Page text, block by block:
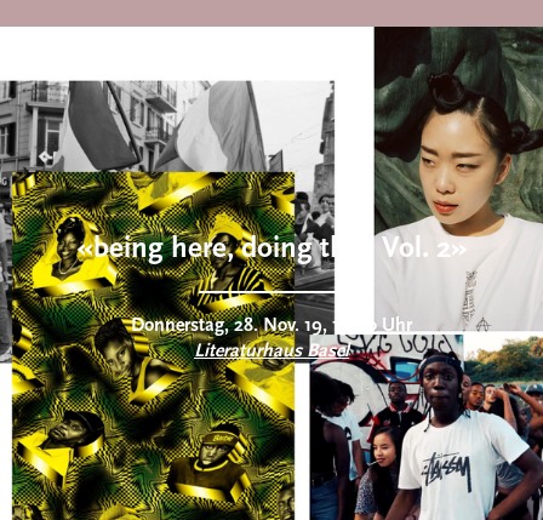
«being here, doing this! Vol. 2»
Donnerstag, 28. Nov. 19, 19:00 Uhr
Literaturhaus Basel